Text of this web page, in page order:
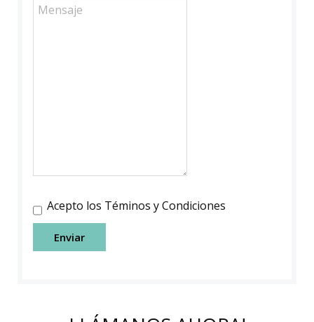
Acepto los Téminos y Condiciones
Enviar